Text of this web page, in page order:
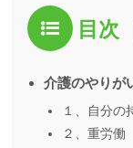
目次
介護のやりが
１、自分の
２、重労働